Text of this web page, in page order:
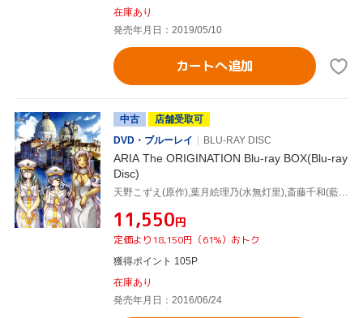
在庫あり
発売年月日：2019/05/10
カートへ追加
中古
店舗受取可
DVD・ブルーレイ
BLU-RAY DISC
ARIA The ORIGINATION Blu-ray BOX(Blu-ray
Disc)
天野こずえ(原作),葉月絵理乃(水無灯里),斎藤千和(藍華),広橋涼(アリス),古賀誠(キャラクターデザイン),Choro Club feat.Senoo(音楽)
¥11,550円
定価より18,150円（61%）おトク
獲得ポイント 105P
在庫あり
発売年月日：2016/06/24